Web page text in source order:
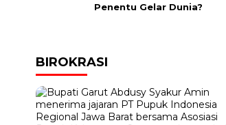
Penentu Gelar Dunia?
BIROKRASI